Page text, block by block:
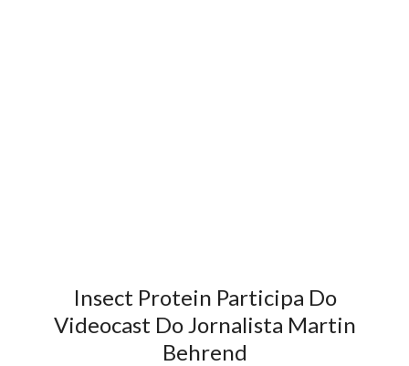
Insect Protein Participa Do
Videocast Do Jornalista Martin
Behrend